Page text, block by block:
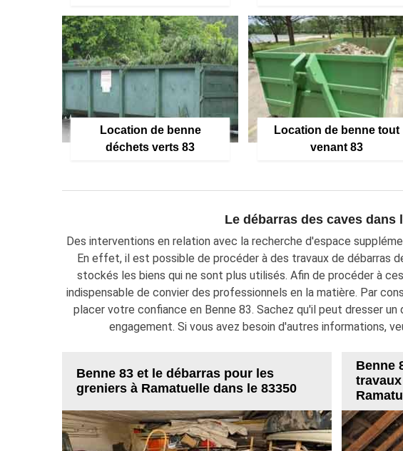
Location de benne
déchets verts 83
Location de benne tout
venant 83
Le débarras des caves dans
Des interventions en relation avec la recherche d'espace
En effet, il est possible de procéder à des travaux de débarras
stockés les biens qui ne sont plus utilisés. Afin de procéder à
indispensable de convier des professionnels en la matière. Par
placer votre confiance en Benne 83. Sachez qu'il peut dresser
engagement. Si vous avez besoin d'autres informations,
Benne 83 et le débarras pour les
greniers à Ramatuelle dans le 83350
Benne